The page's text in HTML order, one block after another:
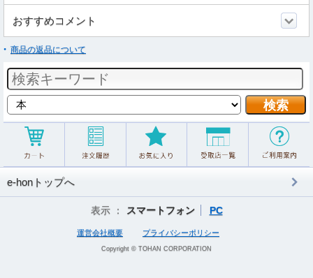
おすすめコメント
商品の返品について
e-honトップへ
表示 ： スマートフォン PC
運営会社概要 プライバシーポリシー
Copyright © TOHAN CORPORATION